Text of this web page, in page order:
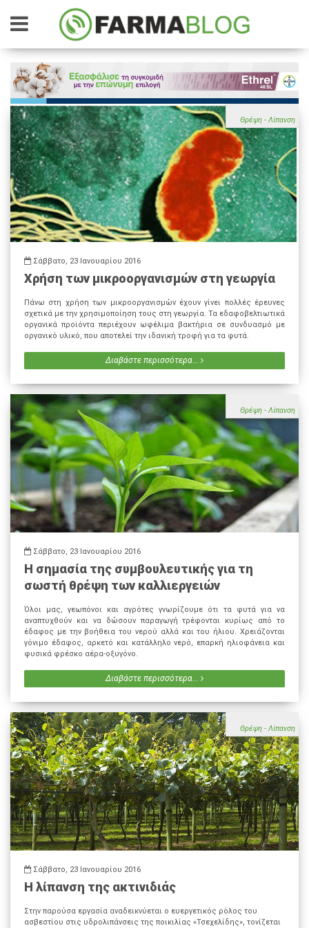
Θρέψη - Λίπανση
Σάββατο, 23 Ιανουαρίου 2016
Χρήση των μικροοργανισμών στη γεωργία
Πάνω στη χρήση των μικροοργανισμών έχουν γίνει πολλές έρευνες
σχετικά με την χρησιμοποίηση τους στη γεωργία. Τα εδαφοβελτιωτικά
οργανικά προϊόντα περιέχουν ωφέλιμα βακτήρια σε συνδυασμό με
οργανικό υλικό, που αποτελεί την ιδανική τροφή για τα φυτά.
Διαβάστε περισσότερα...
Θρέψη - Λίπανση
Σάββατο, 23 Ιανουαρίου 2016
Η σημασία της συμβουλευτικής για τη
σωστή θρέψη των καλλιεργειών
Όλοι μας, γεωπόνοι και αγρότες γνωρίζουμε ότι τα φυτά για να
αναπτυχθούν και να δώσουν παραγωγή τρέφονται κυρίως από το
έδαφος με την βοήθεια του νερού αλλά και του ήλιου. Χρειάζονται
γόνιμο έδαφος, αρκετό και κατάλληλο νερό, επαρκή ηλιοφάνεια και
φυσικά φρέσκο αέρα-οξυγόνο.
Διαβάστε περισσότερα...
Θρέψη - Λίπανση
Σάββατο, 23 Ιανουαρίου 2016
Η λίπανση της ακτινιδιάς
Στην παρούσα εργασία αναδεικνύεται ο ευεργετικός ρόλος του
ασβεστίου στις υδρολιπάνσεις της ποικιλίας «Τσεχελίδης», τονίζεται